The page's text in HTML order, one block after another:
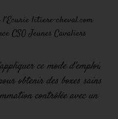
litiere-cheval.com
CSO Jeunes Cavaliers
ce mode d’emploi,
obtenir des boxes sains
contrôlée avec un